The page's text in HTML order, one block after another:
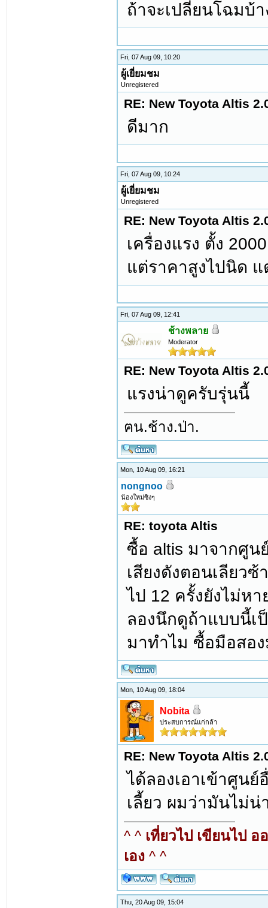
ถ้าจะเปลี่ยนโฉมบ้
Fri, 07 Aug 09, 10:20
ผู้เยี่ยมชม
Unregistered
RE: New Toyota Altis
ดีมาก
Fri, 07 Aug 09, 10:24
ผู้เยี่ยมชม
Unregistered
RE: New Toyota Altis
เครื่องแรง ตั้ง
แต่ราคาสูงไปนิด แ
Fri, 07 Aug 09, 12:41
ช้างพลาย
Moderator
RE: New Toyota Altis
แรงน่าดูครับรุ่นนี้
ฅน.ช้าง.ป่า.
Mon, 10 Aug 09, 16:21
nongnoo
น้องใหม่ซิงๆ
RE: toyota Altis
ซื้อ altis มาจากศูน
เสียงดังตอนเลียว
ไป 12 ครั้งยังไม่ห
ลองนึกดูถ้าแบบนี้เ
มาทำไม ซื้อมือสอ
Mon, 10 Aug 09, 18:04
Nobita
ประสบการณ์แก่กล้า
RE: New Toyota Altis
ได้ลองเอาเข้าศูน
เลี้ยว ผมว่ามันไม่น่
^ ^ เที่ยวไป เขียนไป
เอง ^ ^
Thu, 20 Aug 09, 15:04